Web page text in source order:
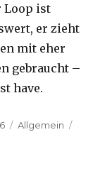
Loop ist
er zieht
mit eher
gebraucht –
have.
Kategorien
Allgemein